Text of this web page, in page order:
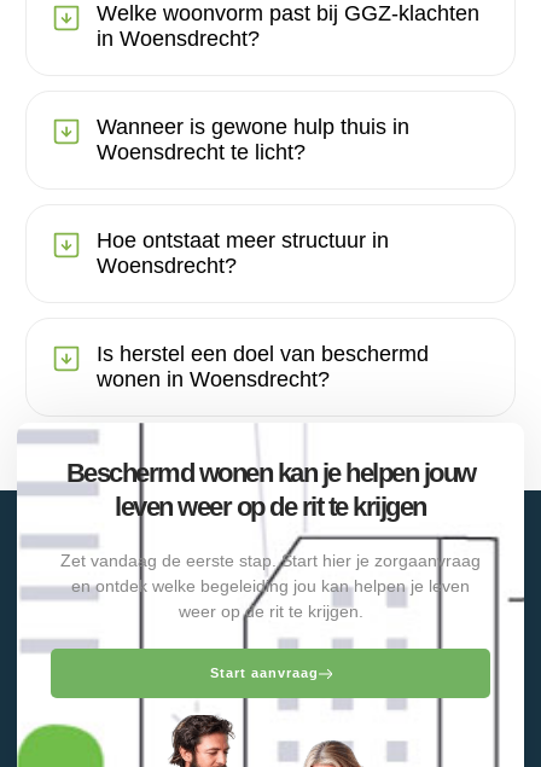
Welke woonvorm past bij GGZ-klachten
in Woensdrecht?
Wanneer is gewone hulp thuis in
Woensdrecht te licht?
Hoe ontstaat meer structuur in
Woensdrecht?
Is herstel een doel van beschermd
wonen in Woensdrecht?
Beschermd wonen kan je helpen jouw
leven weer op de rit te krijgen
Zet vandaag de eerste stap. Start hier je zorgaanvraag
en ontdek welke begeleiding jou kan helpen je leven
weer op de rit te krijgen.
Start aanvraag